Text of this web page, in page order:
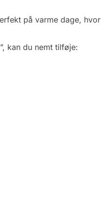
på varme dage,
kan du nemt tilføje: